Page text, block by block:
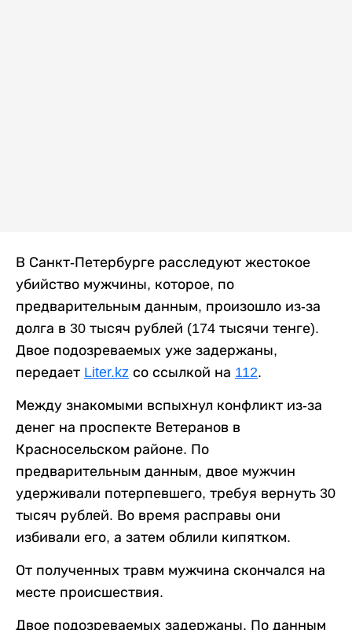
В Санкт-Петербурге расследуют жестокое
убийство мужчины, которое, по
предварительным данным, произошло из-за
долга в 30 тысяч рублей (174 тысячи тенге).
Двое подозреваемых уже задержаны,
передает Liter.kz со ссылкой на 112.
Между знакомыми вспыхнул конфликт из-за
денег на проспекте Ветеранов в
Красносельском районе. По
предварительным данным, двое мужчин
удерживали потерпевшего, требуя вернуть 30
тысяч рублей. Во время расправы они
избивали его, а затем облили кипятком.
От полученных травм мужчина скончался на
месте происшествия.
Двое подозреваемых задержаны. По данным